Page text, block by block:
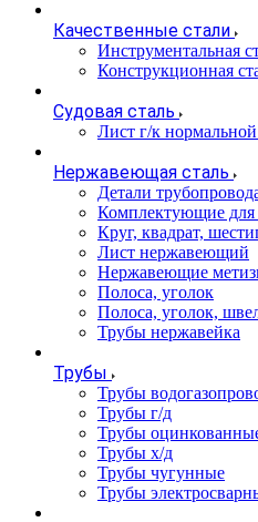
Качественные стали
Инструментальная
Конструкционная
Судовая сталь
Лист г/к
Нержавеющая сталь
Детали
Комплектующие для
Круг, квадрат,
Лист нержавеющий
Нержавеющие
Полоса, уголок
Полоса, уголок,
Трубы нержавейка
Трубы
Трубы
Трубы г/д
Трубы
Трубы х/д
Трубы чугунные
Трубы